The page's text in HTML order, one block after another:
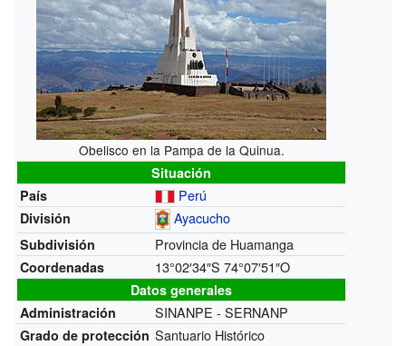
Obelisco en la Pampa de la Quinua.
Situación
País
Perú
División Ayacucho
Subdivisión Provincia de Huamanga
Coordenadas 13°02′34″S 74°07′51″O
Datos generales
Administración
SINANPE - SERNANP
Grado de protección Santuario Histórico